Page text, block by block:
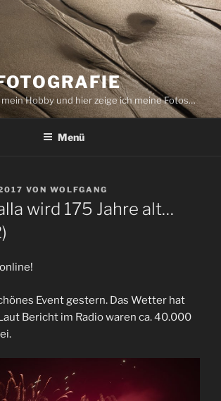
Hobby und hier zeige ich meine Fotos…
Menü
VON WOLFGANG
wird 175 Jahre alt…
Event gestern. Das Wetter hat
Bericht im Radio waren ca. 40.000